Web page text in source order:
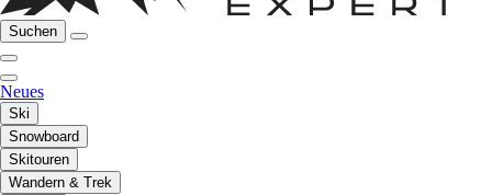
Suchen
Neues
Ski
Snowboard
Skitouren
Wandern & Trek